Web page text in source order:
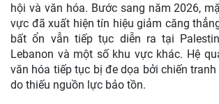
hội và văn hóa. Bước sang năm 2026,
vực đã xuất hiện tín hiệu giảm căng
bất ổn vẫn tiếp tục diễn ra tại
Lebanon và một số khu vực khác. Hệ
văn hóa tiếp tục bị đe dọa bởi chiến
do thiếu nguồn lực bảo tồn.